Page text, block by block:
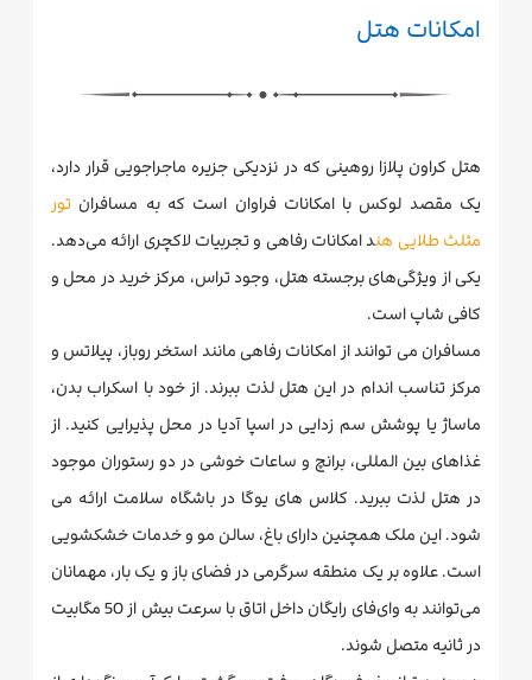
امکانات هتل
هتل کراون پلازا روهینی که در نزدیکی جزیره ماجراجویی قرار دارد،
یک مقصد لوکس با امکانات فراوان است که به مسافران تور
مثلث طلایی هند امکانات رفاهی و تجربیات لاکچری ارائه می‌دهد.
یکی از ویژگی‌های برجسته هتل، وجود تراس، مرکز خرید در محل و
کافی شاپ است.
مسافران می توانند از امکانات رفاهی مانند استخر روباز، پیلاتس و
مرکز تناسب اندام در این هتل لذت ببرند. از خود با اسکراب بدن،
ماساژ یا پوشش سم زدایی در اسپا آدیا در محل پذیرایی کنید. از
غذاهای بین المللی، برانچ و ساعات خوشی در دو رستوران موجود
در هتل لذت ببرید. کلاس های یوگا در باشگاه سلامت ارائه می
شود. این ملک همچنین دارای باغ، سالن مو و خدمات خشکشویی
است. علاوه بر یک منطقه سرگرمی در فضای باز و یک بار، مهمانان
می‌توانند به وای‌فای رایگان داخل اتاق با سرعت بیش از 50 مگابیت
در ثانیه متصل شوند.